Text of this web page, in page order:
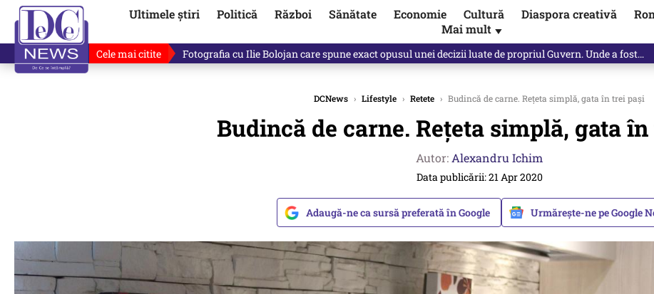
Ultimele știri Politică Război Sănătate Economie Cultură Diaspora creativă
Mai mult ▼
Cele mai citite Ilie Bolojan, gafă în direct despre „omul harnic“ / video
DCNews › Lifestyle › Retete › Budincă de carne. Rețeta simplă, gata în trei pași
Budincă de carne. Rețeta simplă, gata
Autor: Alexandru Ichim
Data publicării: 21 Apr 2020
Adaugă-ne ca sursă preferată în Google Urmărește-ne pe Google